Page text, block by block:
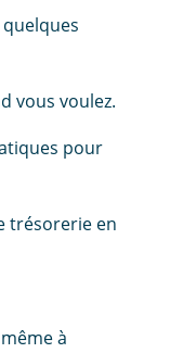
vous voulez.
pour
trésorerie en
à